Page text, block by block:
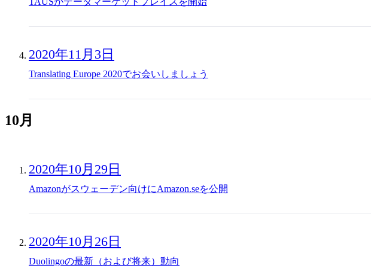
2020年11月3日
Translating Europe 2020でお会いしましょう
10月
2020年10月29日
Amazonがスウェーデン向けにAmazon.seを公開
2020年10月26日
Duolingoの最新（および将来）動向